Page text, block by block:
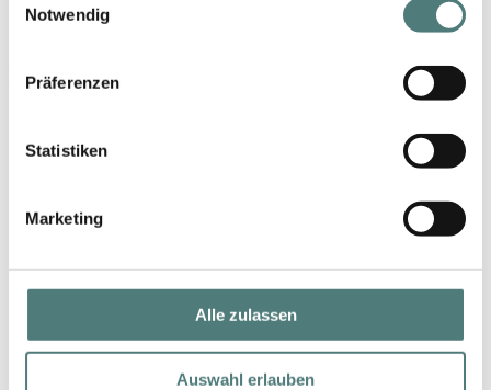
Notwendig
Präferenzen
Statistiken
Marketing
Alle zulassen
Auswahl erlauben
Bequem zahlen